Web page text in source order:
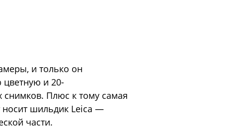
и только он
и 20-
Плюс к тому самая
носит шильдик Leica —
части.